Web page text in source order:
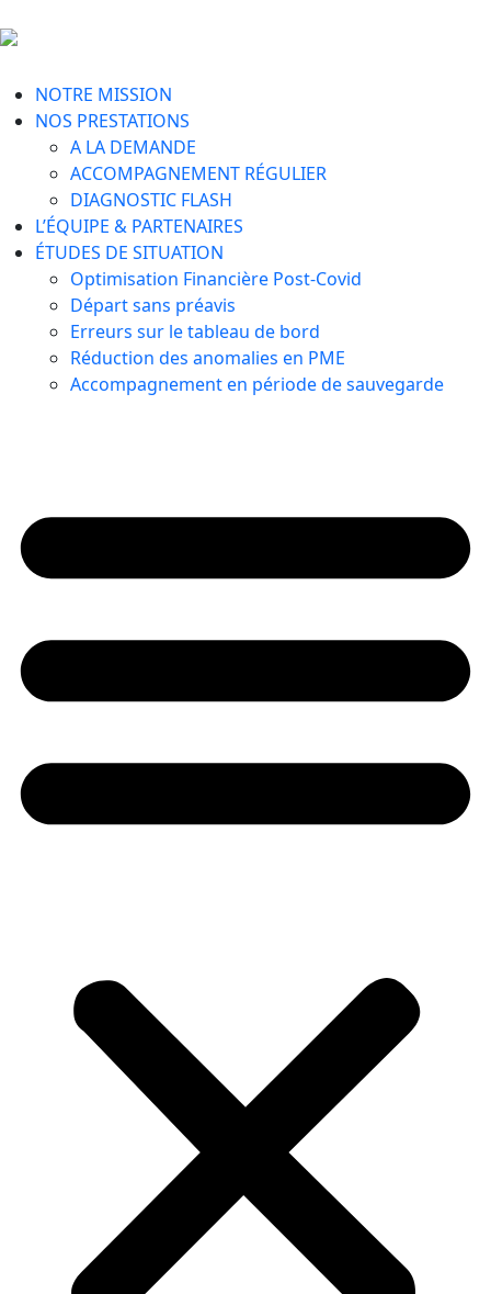
NOTRE MISSION
NOS PRESTATIONS
A LA DEMANDE
ACCOMPAGNEMENT RÉGULIER
DIAGNOSTIC FLASH
L’ÉQUIPE & PARTENAIRES
ÉTUDES DE SITUATION
Optimisation Financière Post-Covid
Départ sans préavis
Erreurs sur le tableau de bord
Réduction des anomalies en PME​
Accompagnement en période de sauvegarde